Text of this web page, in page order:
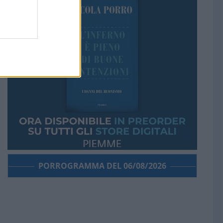
PORROGRAMMA DEL 06/08/2026